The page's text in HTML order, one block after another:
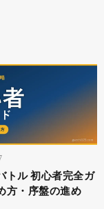
トル 初心者完全ガ
方・序盤の進め